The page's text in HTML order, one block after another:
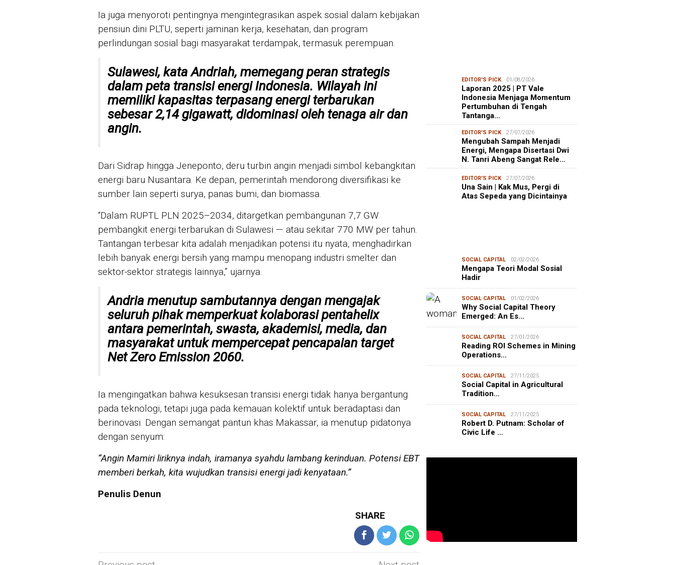
Ia juga menyoroti pentingnya mengintegrasikan aspek sosial dalam kebijakan
pensiun dini PLTU, seperti jaminan kerja, kesehatan, dan program
perlindungan sosial bagi masyarakat terdampak, termasuk perempuan.
Sulawesi, kata Andriah, memegang peran strategis
dalam peta transisi energi Indonesia. Wilayah ini
memiliki kapasitas terpasang energi terbarukan
sebesar2,14 gigawatt, didominasi oleh tenaga air dan
angin.
Dari Sidrap hingga Jeneponto, deru turbin angin menjadi simbol kebangkitan
energi baru Nusantara. Ke depan, pemerintah mendorong diversifikasi ke
sumber lain seperti surya, panas bumi, dan biomassa.
“Dalam RUPTL PLN 2025–2034, ditargetkan pembangunan 7,7 GW
pembangkit energi terbarukan di Sulawesi — atau sekitar 770 MW per tahun.
Tantangan terbesar kita adalah menjadikan potensi itu nyata, menghadirkan
lebih banyak energi bersih yang mampu menopang industri smelter dan
sektor-sektor strategis lainnya,” ujarnya.
Andria menutup sambutannya dengan mengajak
seluruh pihak memperkuat kolaborasipentahelix
antara pemerintah, swasta, akademisi, media, dan
masyarakat untuk mempercepat pencapaian target
Net Zero Emission 2060.
Ia mengingatkan bahwa kesuksesan transisi energi tidak hanya bergantung
pada teknologi, tetapi juga pada kemauan kolektif untuk beradaptasi dan
berinovasi. Dengan semangat pantun khas Makassar, ia menutup pidatonya
dengan senyum:
“Angin Mamiri liriknya indah, iramanya syahdu lambang kerinduan. Potensi EBT
memberi berkah, kita wujudkan transisi energi jadi kenyataan.”
Penulis Denun
SHARE
EDITOR'S PICK 01/08/2026
Laporan 2025 | PT Vale
Indonesia Menjaga Momentum
Pertumbuhan di Tengah
Tantanga…
EDITOR'S PICK 27/07/2026
Mengubah Sampah Menjadi
Energi, Mengapa Disertasi Dwi
N. Tanri Abeng Sangat Rele…
EDITOR'S PICK 27/07/2026
Una Sain | Kak Mus, Pergi di
Atas Sepeda yang Dicintainya
SOCIAL CAPITAL 02/02/2026
Mengapa Teori Modal Sosial
Hadir
SOCIAL CAPITAL 01/02/2026
Why Social Capital Theory
Emerged: An Es…
SOCIAL CAPITAL 27/01/2026
Reading ROI Schemes in Mining
Operations…
SOCIAL CAPITAL 27/11/2025
Social Capital in Agricultural
Tradition…
SOCIAL CAPITAL 27/11/2025
Robert D. Putnam: Scholar of
Civic Life …